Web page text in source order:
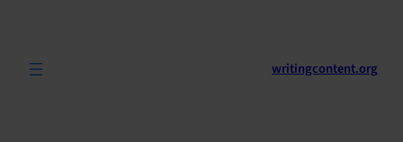
writingcontent.org